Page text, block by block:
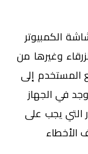
الكمبيوتر
وغيرها من
المستخدم إلى
في الجهاز
التي يجب على
الأخطاء